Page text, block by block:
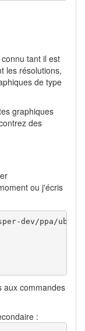
tant il est
les résolutions,
de type
graphiques
des
ou j'écris
dev/ppa/
aux commandes
: